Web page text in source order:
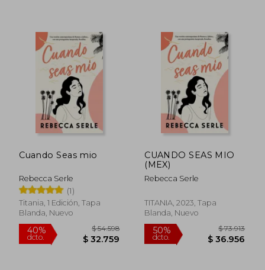
55%
dcto. $ 36.949
50%
dcto.
Cuando Seas mio
Rebecca Serle
(1)
Titania, 1 Edición, Tapa
Blanda, Nuevo
CUANDO SEAS MIO
(MEX)
Rebecca Serle
TITANIA, 2023, Tapa
Blanda, Nuevo